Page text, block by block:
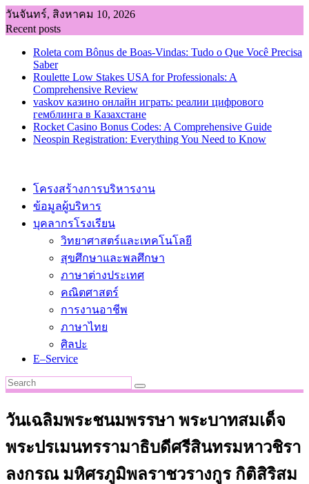
Skip
to
content
วันจันทร์, สิงหาคม 10, 2026
Recent posts
Roleta com Bônus de Boas-Vindas: Tudo o Que Você Precisa
Saber
Roulette Low Stakes USA for Professionals: A
Comprehensive Review
vaskov казино онлайн играть: реалии цифрового
гемблинга в Казахстане
Rocket Casino Bonus Codes: A Comprehensive Guide
Neospin Registration: Everything You Need to Know
โครงสร้างการบริหารงาน
ข้อมูลผู้บริหาร
บุคลากรโรงเรียน
วิทยาศาสตร์และเทคโนโลยี
สุขศึกษาและพลศึกษา
ภาษาต่างประเทศ
คณิตศาสตร์
การงานอาชีพ
ภาษาไทย
ศิลปะ
E–Service
วันเฉลิมพระชนมพรรษา พระบาทสมเด็จ
พระปรเมนทรรามาธิบดีศรีสินทรมหาวชิรา
ลงกรณ มหิศรภูมิพลราชวรางกูร กิติสิริสม